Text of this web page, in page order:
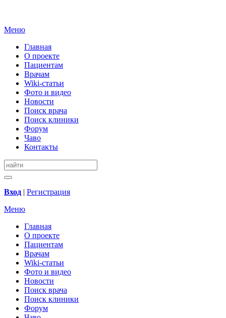
Меню
Главная
О проекте
Пациентам
Врачам
Wiki-статьи
Фото и видео
Новости
Поиск врача
Поиск клиники
Форум
Чаво
Контакты
Вход | Регистрация
Меню
Главная
О проекте
Пациентам
Врачам
Wiki-статьи
Фото и видео
Новости
Поиск врача
Поиск клиники
Форум